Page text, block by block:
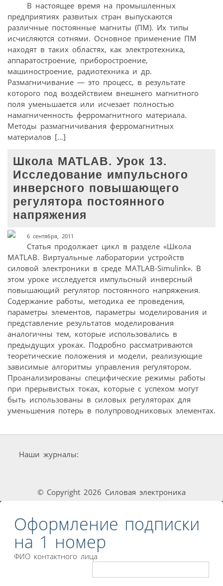
В настоящее время на промышленных
предприятиях развитых стран выпускаются
различные постоянные магниты (ПM). Их типы
исчисляются сотнями. Основное применение ПМ
находят в таких областях, как электротехника,
аппаратостроение, приборостроение,
машиностроение, радиотехника и др.
Размагничивание — это процесс, в результате
которого под воздействием внешнего магнитного
поля уменьшается или исчезает полностью
намагниченность ферромагнитного материала.
Методы размагничивания ферромагнитных
материалов […]
Школа MATLAB. Урок 13.
Исследование импульсного
инверсного повышающего
регулятора постоянного
напряжения
6 сентября, 2011
Статья продолжает цикл в разделе «Школа
МATLAB. Виртуальные лаборатории устройств
силовой электроники в среде MATLAB-Simulink». В
этом уроке исследуется импульсный инверсный
повышающий регулятор постоянного напряжения.
Содержание работы, методика ее проведения,
параметры элементов, параметры моделирования и
представление результатов моделирования
аналогичны тем, которые использовались в
предыдущих уроках. Подробно рассматриваются
теоретические положения и модели, реализующие
зависимые алгоритмы управления регулятором.
Проанализированы специфические режимы работы
при прерывистых токах, которые с успехом могут
быть использованы в силовых регуляторах для
уменьшения потерь в полупроводниковых элементах.
Наши журналы:
© Copyright 2026 Силовая электроника
Оформление подписки
на 1 номер
ФИО контактного лица